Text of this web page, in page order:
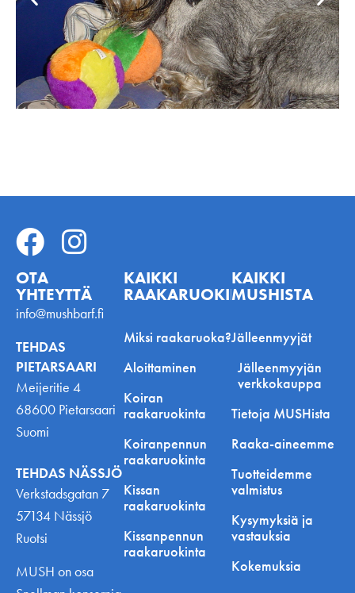
OTA
YHTEYTTÄ
info@mushbarf.fi
TEHDAS
PIETARSAARI
Meijeritie 4
68600 Pietarsaari
Suomi
TEHDAS NÄSSJÖ
Verkstadsgatan 7
57134 Nässjö
Ruotsi
MUSH on osa
KAIKKI
RAAKARUOKINNASTA
Miksi raakaruoka?
Aloittaminen
Koiran
raakaruokinta
Koiranpennun
raakaruokinta
Kissan
raakaruokinta
Kissanpennun
raakaruokinta
KAIKKI
MUSHISTA
Jälleenmyyjät
Jälleenmyyjän
verkkokauppa
Tietoja MUSHista
Raaka-aineemme
Tuotteidemme
valmistus
Kysymyksiä ja
vastauksia
Kokemuksia